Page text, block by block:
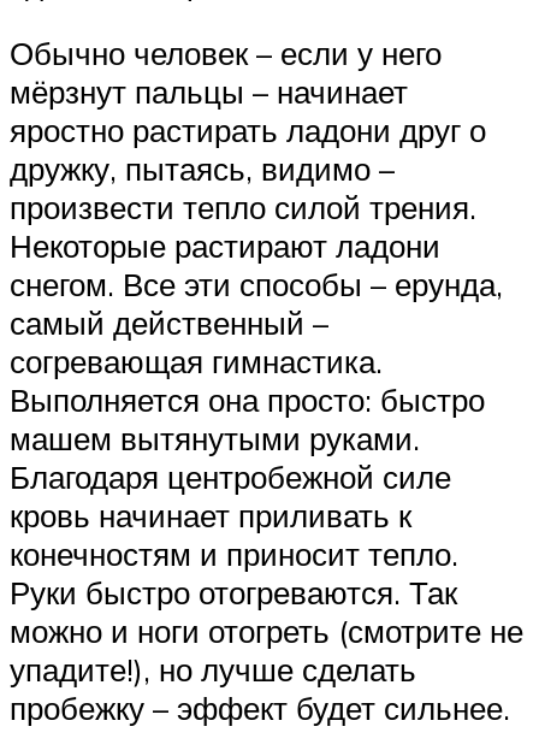
Обычно человек – если у него
мёрзнут пальцы – начинает
яростно растирать ладони друг о
дружку, пытаясь, видимо –
произвести тепло силой трения.
Некоторые растирают ладони
снегом. Все эти способы – ерунда,
самый действенный –
согревающая гимнастика.
Выполняется она просто: быстро
машем вытянутыми руками.
Благодаря центробежной силе
кровь начинает приливать к
конечностям и приносит тепло.
Руки быстро отогреваются. Так
можно и ноги отогреть (смотрите не
упадите!), но лучше сделать
пробежку – эффект будет сильнее.